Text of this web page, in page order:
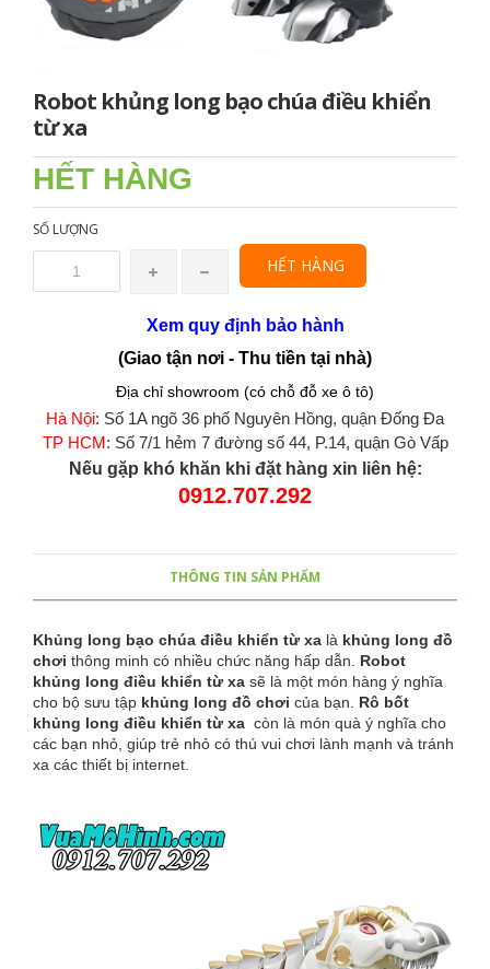
Robot khủng long bạo chúa điều khiển
từ xa
HẾT HÀNG
SỐ LƯỢNG
HẾT HÀNG
Xem quy định bảo hành
(Giao tận nơi - Thu tiền tại nhà)
Địa chỉ showroom (có chỗ đỗ xe ô tô)
Hà Nội: Số 1A ngõ 36 phố Nguyên Hồng, quận Đống Đa
TP HCM : Số 7/1 hẻm 7 đường số 44, P.14, quận Gò Vấp
Nếu gặp khó khăn khi đặt hàng xin liên hệ:
0912.707.292
THÔNG TIN SẢN PHẨM
Khủng long bạo chúa điều khiển từ xa là khủng long đồ
chơi thông minh có nhiều chức năng hấp dẫn. Robot
khủng long điều khiển từ xa sẽ là một món hàng ý nghĩa
cho bộ sưu tập khủng long đồ chơi của bạn. Rô bốt
khủng long điều khiển từ xa còn là món quà ý nghĩa cho
các bạn nhỏ, giúp trẻ nhỏ có thú vui chơi lành mạnh và tránh
xa các thiết bị internet.